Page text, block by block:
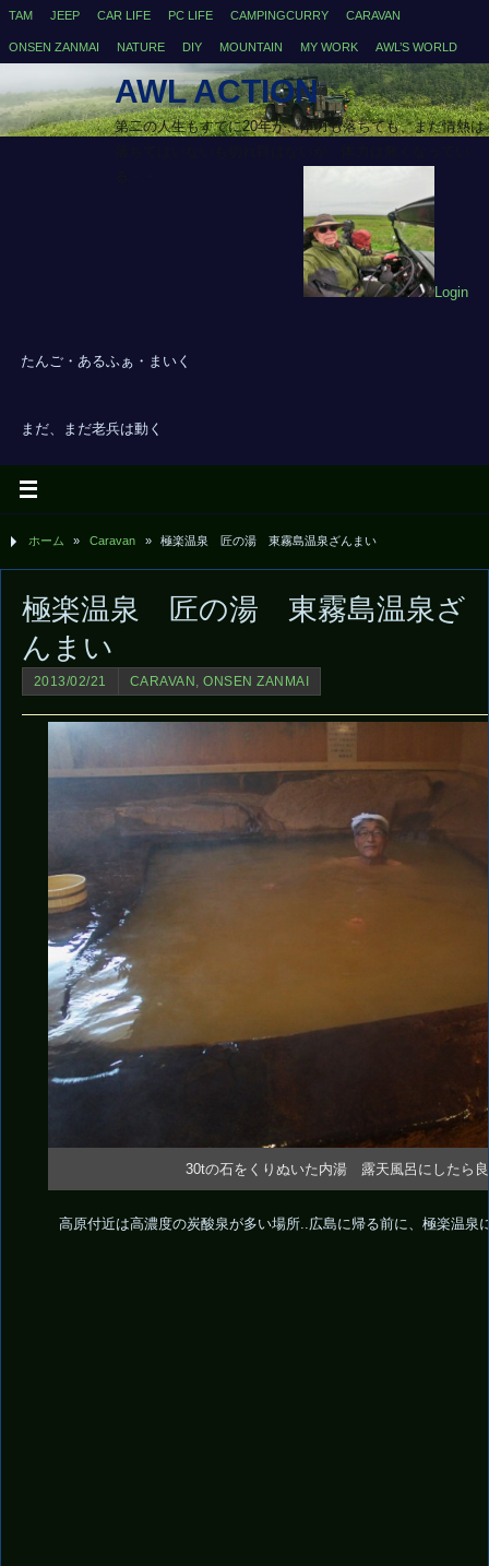
TAM JEEP CAR LIFE PC LIFE CAMPINGCURRY CARAVAN
ONSEN ZANMAI NATURE DIY MOUNTAIN MY WORK AWL’S WORLD
AWL ACTION
第二の人生もすでに20年が、体力も落ちても、まだ情熱は
Login
たんご・あるふぁ・まいく
まだ、まだ老兵は動く
ホーム » Caravan » 極楽温泉 匠の湯 東霧島温泉ざんまい
極楽温泉 匠の湯 東霧島温泉ざ
んまい
2013/02/21 CARAVAN ,ONSEN ZANMAI
30tの石をくりぬいた内湯 露天風呂にしたら
高原付近は高濃度の炭酸泉が多い場所..広島に帰る前に、極楽温泉